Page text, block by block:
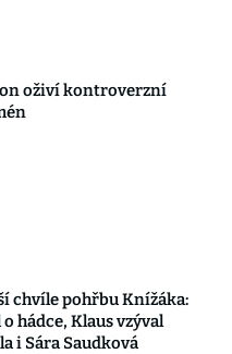
oživí kontroverzní
chvíle pohřbu Knížáka:
hádce, Klaus vzýval
i Sára Saudková